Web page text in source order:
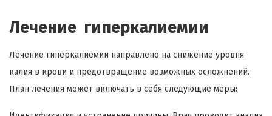
Лечение гиперкалиемии
Лечение гиперкалиемии направлено на снижение уровня
калия в крови и предотвращение возможных осложнений.
План лечения может включать в себя следующие меры: